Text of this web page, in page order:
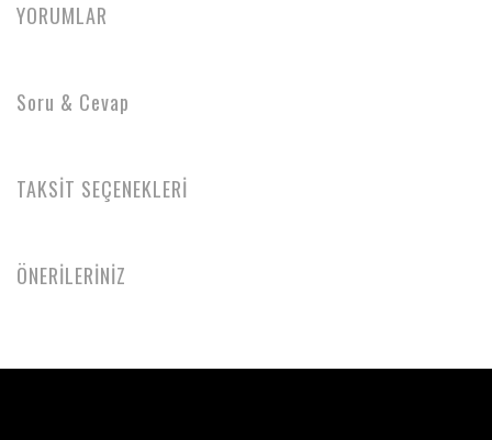
YORUMLAR
Soru & Cevap
TAKSİT SEÇENEKLERİ
ÖNERİLERİNİZ